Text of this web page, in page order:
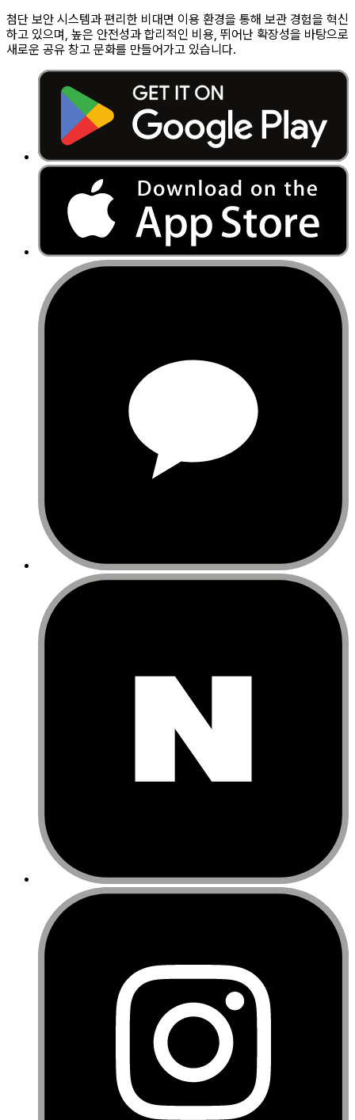
첨단 보안 시스템과 편리한 비대면 이용 환경을 통해 보관 경험을 혁신
하고 있으며, 높은 안전성과 합리적인 비용, 뛰어난 확장성을 바탕으로
새로운 공유 창고 문화를 만들어가고 있습니다.